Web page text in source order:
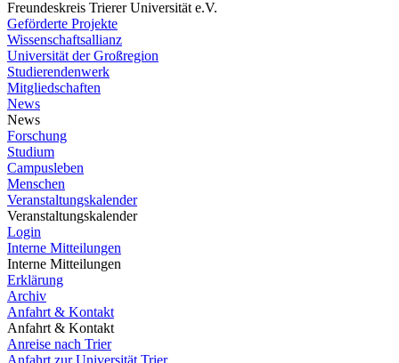
Freundeskreis Trierer Universität e.V.
Geförderte Projekte
Wissenschaftsallianz
Universität der Großregion
Studierendenwerk
Mitgliedschaften
News
News
Forschung
Studium
Campusleben
Menschen
Veranstaltungskalender
Veranstaltungskalender
Login
Interne Mitteilungen
Interne Mitteilungen
Erklärung
Archiv
Anfahrt & Kontakt
Anfahrt & Kontakt
Anreise nach Trier
Anfahrt zur Universität Trier